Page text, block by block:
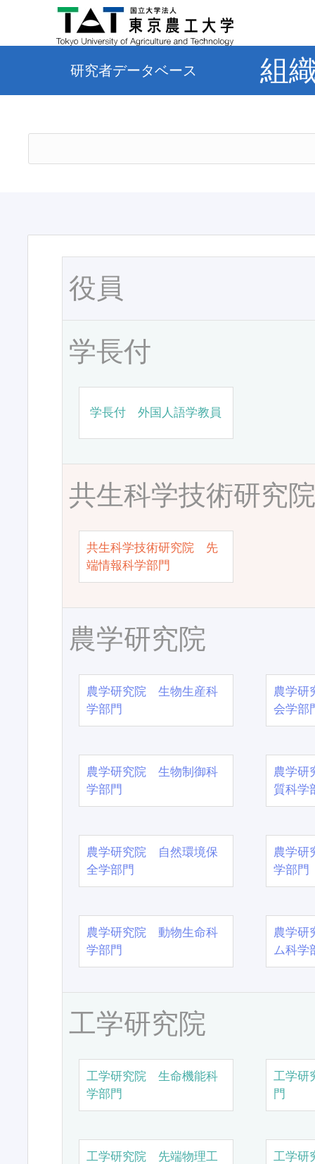
研究者データベース 組
役員
学長付
学長付 外国人語学教員
共生科学技術研究
共生科学技術研究院 先
端情報科学部門
農学研究院
農学研究院 生物生産科
学部門
農学
会学部
農学研究院 生物制御科
学部門
農学
質科学
農学研究院 自然環境保
全学部門
農学
学部門
農学研究院 動物生命科
学部門
農学
ム科学
工学研究院
工学研究院 生命機能科
学部門
工学研
門
工学研究院 先端物理工
工学研